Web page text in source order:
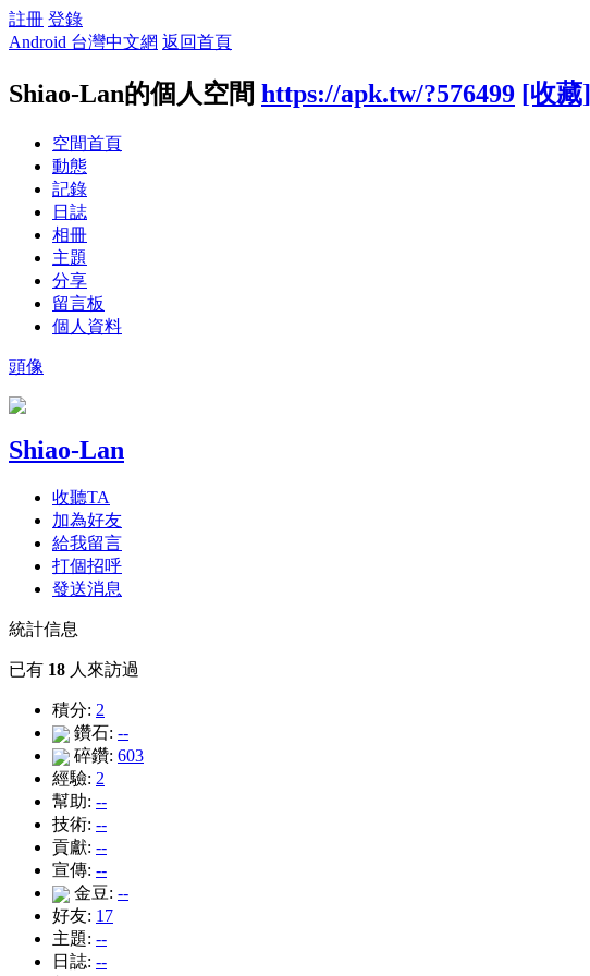
註冊 登錄
Android 台灣中文網 返回首頁
Shiao-Lan的個人空間 https://apk.tw/?576499 [收藏]
空間首頁
動態
記錄
日誌
相冊
主題
分享
留言板
個人資料
頭像
Shiao-Lan
收聽TA
加為好友
給我留言
打個招呼
發送消息
統計信息
已有 18 人來訪過
積分: 2
鑽石: --
碎鑽: 603
經驗: 2
幫助: --
技術: --
貢獻: --
宣傳: --
金豆: --
好友: 17
主題: --
日誌: --